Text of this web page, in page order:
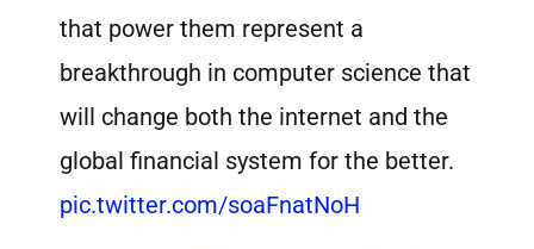
that power them represent a
breakthrough in computer science that
will change both the internet and the
global financial system for the better.
pic.twitter.com/soaFnatNoH